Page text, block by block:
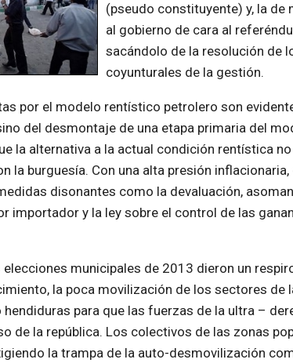
(pseudo constituyente) y, la
al gobierno de cara al
sacándolo de la resolución de
coyunturales de la gestión.
por el modelo rentístico petrolero son
del desmontaje de una etapa primaria del
la alternativa a la actual condición rentística
la burguesía. Con una alta presión
disonantes como la devaluación,
importador y la ley sobre el control de las
municipales de 2013 dieron un
la poca movilización de los sectores de
para que las fuerzas de la ultra –
de la república. Los colectivos de las zonas
la trampa de la auto-desmovilización